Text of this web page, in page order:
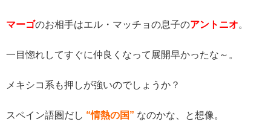
マーゴのお相手はエル・マッチョの息子のアントニオ。
一目惚れしてすぐに仲良くなって展開早かったな～。
メキシコ系も押しが強いのでしょうか？
スペイン語圏だし “情熱の国” なのかな、と想像。